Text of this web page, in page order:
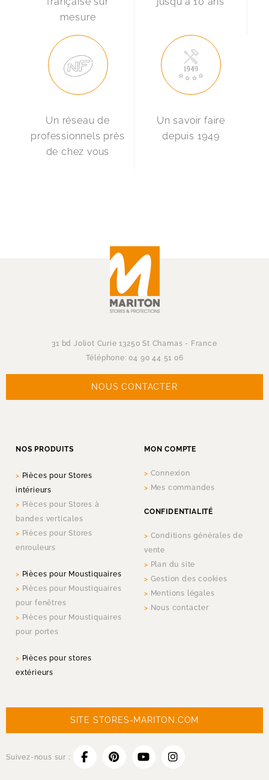
mesure
Un réseau de
professionnels près
de chez vous
Un savoir faire
depuis 1949
31 bd Joliot Curie 13250 St Chamas - France
Téléphone: 04 90 44 51 06
NOUS CONTACTER
NOS PRODUITS
Pièces pour Stores
intérieurs
Pièces pour Stores à
bandes verticales
Pièces pour Stores
enrouleurs
Pièces pour Moustiquaires
Pièces pour Moustiquaires
pour fenêtres
Pièces pour Moustiquaires
pour portes
Pièces pour stores
extérieurs
MON COMPTE
Connexion
Mes commandes
CONFIDENTIALITÉ
Conditions générales de
vente
Plan du site
Gestion des cookies
Mentions légales
Nous contacter
SITE STORES-MARITON.COM
Suivez-nous sur :